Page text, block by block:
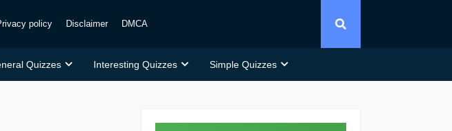
policy Disclaimer DMCA
Quizzes Interesting Quizzes Simple Quizzes